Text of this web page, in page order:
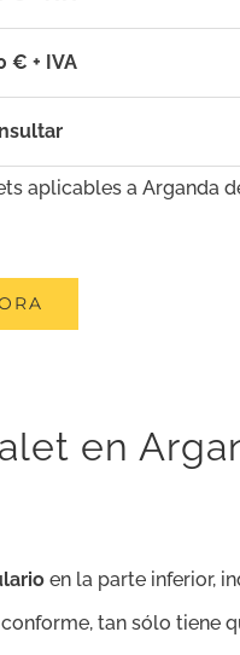
€ + IVA
aplicables a Arganda
en
en la parte inferior,
tan sólo tiene